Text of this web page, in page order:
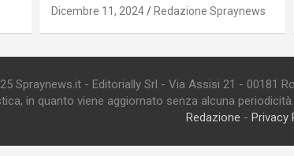
Dicembre 11, 2024 Redazione Spraynews
Spraynews.it - Editorially Srl - Via Assisi 21 - 00181
in quanto viene aggiornato senza alcuna
Redazione - Privacy